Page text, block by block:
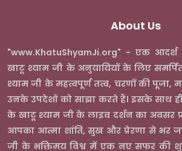
About Us
"www.KhatuShyamJi.org" - एक
खाटू श्याम जी के अनुयायियों के लिए
श्याम जी के महत्वपूर्ण तत्व, चरणों की पूजा,
उनके उपदेशों को साझा करते हैं। इसके साथ
के खाटू श्याम जी के लाइव दर्शन का अवसर
आपका आत्मा शांति, सुख और प्रेरणा से भर
जी के भक्तिमय विश्व में एक नए सफर